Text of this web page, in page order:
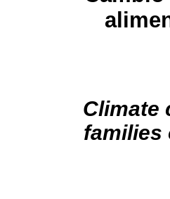
Climate
families